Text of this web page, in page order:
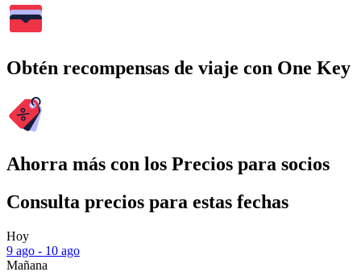
Obtén recompensas de viaje con One Key
Ahorra más con los Precios para socios
Consulta precios para estas fechas
Hoy
9 ago - 10 ago
Mañana